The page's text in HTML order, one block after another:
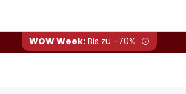
WOW Week: Bis zu -70%